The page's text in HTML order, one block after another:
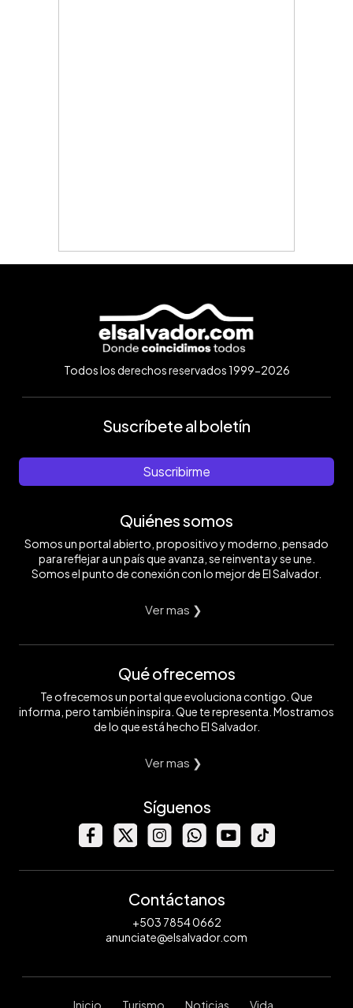
Todos los derechos reservados 1999-2026
Suscríbete al boletín
Suscribirme
Quiénes somos
Somos un portal abierto, propositivo y moderno, pensado
para reflejar a un país que avanza, se reinventa y se une.
Somos el punto de conexión con lo mejor de El Salvador.
Ver mas ❯
Qué ofrecemos
Te ofrecemos un portal que evoluciona contigo. Que
informa, pero también inspira. Que te representa. Mostramos
de lo que está hecho El Salvador.
Ver mas ❯
Síguenos
Contáctanos
+503 7854 0662
anunciate@elsalvador.com
Inicio Turismo Noticias Vida